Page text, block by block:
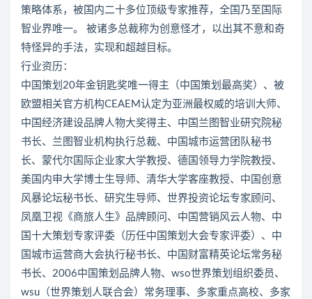
策略体系，被国内二十多位顶级专家推荐，全国乃至国际
智业界唯一。 被诸多总裁称为创意怪才，以出其不意和奇
特怪异的手法，实现和超越目标。
行业资历：
中国策划20年金钥匙奖唯一得主（中国策划最高奖）、被
欧盟相关官方机构CEAEM认定为亚洲最权威的培训大师、
中国经济建设品牌人物大奖得主、中国兰图智业研究院秘
书长、兰图智业机构执行总裁、中国城市运营团队秘书
长、蒙代尔国际企业家大学教授、德国领导力学院教授、
美国内申大学博士生导师、清华大学客座教授、中国创意
风暴论坛秘书长、研究生导师、世界投资论坛专家顾问、
凤凰卫视《商旅人生》品牌顾问、中国营销风云人物、中
国十大策划专家评委（历任中国策划大会专家评委）、中
国城市运营商大会执行秘书长、中国财富精英论坛常务秘
书长、2006中国策划品牌人物、wso世界策划组织委员、
wsu（世界策划人联合会）常务理事、多家重点高校、多家